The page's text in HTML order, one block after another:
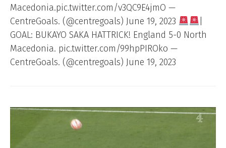
Macedonia.pic.twitter.com/v3QC9E4jmO —
CentreGoals. (@centregoals) June 19, 2023
GOAL: BUKAYO SAKA HATTRICK! England 5-0 North
Macedonia. pic.twitter.com/99hpPIROko —
CentreGoals. (@centregoals) June 19, 2023